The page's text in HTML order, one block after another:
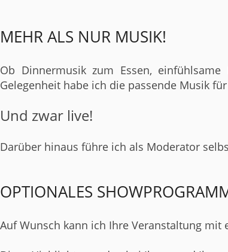
MEHR ALS NUR MUSIK!
Ob Dinnermusik zum Essen,
Gelegenheit habe ich die passende Musik
Und zwar live!
Darüber hinaus führe ich als Moderator
OPTIONALES
Auf Wunsch kann ich Ihre Veranstaltung